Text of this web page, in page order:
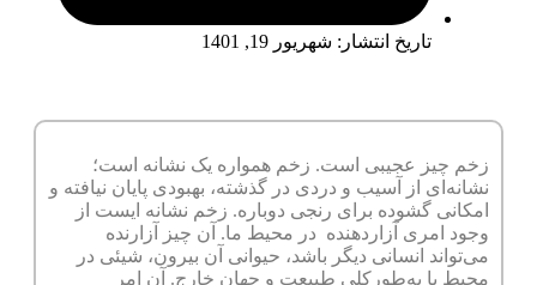
تاریخ انتشار: شهریور 19, 1401
زخم چیز عجیبی است. زخم همواره یک نشانه است؛
نشانه‌ای از آسیب و دردی در گذشته، بهبودی پایان نیافته و
امکانی گشوده برای رنجی دوباره. زخم نشانه ایست از
وجود امری آزاردهنده در محیط ما. آن چیز آزارنده
می‌تواند انسانی دیگر باشد، حیوانی آن بیرون، شیئی در
محیط یا به‌طورکلی طبیعت و جهان خارج. آن امر